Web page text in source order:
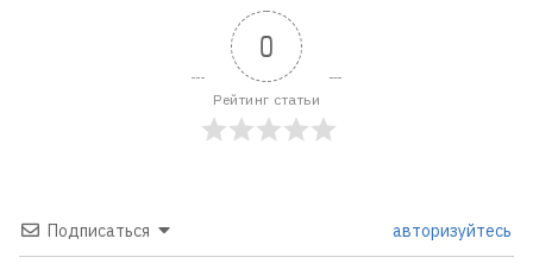
0
Рейтинг статьи
Подписаться авторизуйтесь